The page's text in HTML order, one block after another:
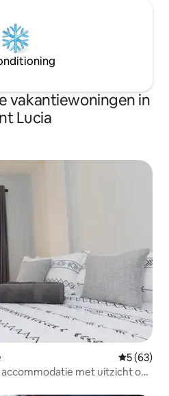
vakantiewoningen in
Lucia
5 (63)
accommodatie met uitzicht op